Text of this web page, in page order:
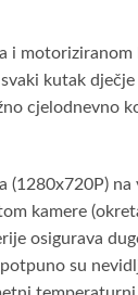
kutak
cjelodnevno
kamere
osigurava
su